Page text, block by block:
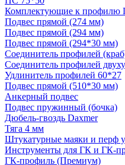
Комплектующие к профилю
Подвес прямой (274 мм)
Подвес прямой (294 мм)
Подвес прямой (294*30 мм)
Соединитель профилей
Соединитель профилей
Удлинитель профилей 60*27
Подвес прямой (510*30 мм)
Анкерный подвес
Подвес пружинный (бочка)
Дюбель-гвоздь Daxmer
Тяга 4 мм
Штукатурные маяки и перф
Инструменты для ГК и ГК-
ГК-профиль (Премиум)